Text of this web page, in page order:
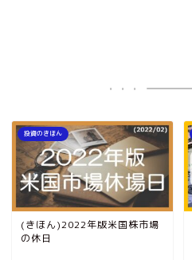
投資のきほん
(きほん)2022年版米国株市場
の休日